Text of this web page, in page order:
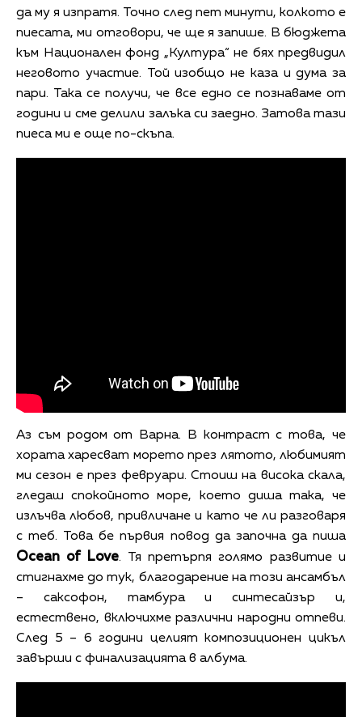
да му я изпратя. Точно след пет минути, колкото е
пиесата, ми отговори, че ще я запише. В бюджета
към Национален фонд „Култура“ не бях предвидил
неговото участие. Той изобщо не каза и дума за
пари. Така се получи, че все едно се познаваме от
години и сме делили залъка си заедно. Затова тази
пиеса ми е още по-скъпа.
Аз съм родом от Варна. В контраст с това, че
хората харесват морето през лятото, любимият
ми сезон е през февруари. Стоиш на висока скала,
гледаш спокойното море, което диша така, че
излъчва любов, привличане и като че ли разговаря
с теб. Това бе първия повод да започна да пиша
Ocean of Love. Тя претърпя голямо развитие и
стигнахме до тук, благодарение на този ансамбъл
– саксофон, тамбура и синтесайзър и,
естествено, включихме различни народни отпеви.
След 5 – 6 години целият композиционен цикъл
завърши с финализацията в албума.